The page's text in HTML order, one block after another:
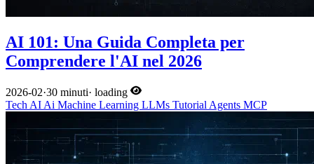
AI 101: Una Guida Completa per
Comprendere l'AI nel 2026
2026-02·30 minuti· loading
Tech AI Ai Machine Learning LLMs Tutorial Agents MCP